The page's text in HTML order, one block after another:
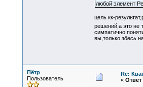
любой элемент
цель кк-
решений,а это не
симпатично
вы,только здесь
Пётр
Пользователь
Re:
« Ответ